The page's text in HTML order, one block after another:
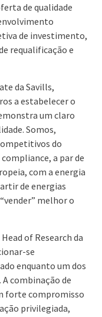
de qualidade
de investimento,
requalificação e
da Savills,
a estabelecer o
um claro
Somos,
do
a par de
com a energia
de energias
melhor o
of Research da
se
enquanto um dos
combinação de
forte compromisso
privilegiada,